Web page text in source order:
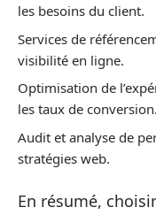
les besoins du client.
Services de
visibilité en ligne.
Optimisation de
les taux de conversion.
Audit et analyse de
stratégies web.
En résumé,